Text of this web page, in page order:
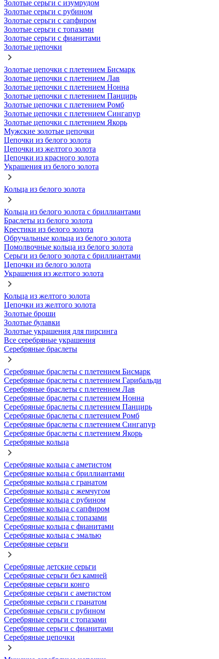
Золотые серьги с изумрудом
Золотые серьги с рубином
Золотые серьги с сапфиром
Золотые серьги с топазами
Золотые серьги с фианитами
Золотые цепочки
Золотые цепочки с плетением Бисмарк
Золотые цепочки с плетением Лав
Золотые цепочки с плетением Нонна
Золотые цепочки с плетением Панцирь
Золотые цепочки с плетением Ромб
Золотые цепочки с плетением Сингапур
Золотые цепочки с плетением Якорь
Мужские золотые цепочки
Цепочки из белого золота
Цепочки из желтого золота
Цепочки из красного золота
Украшения из белого золота
Кольца из белого золота
Кольца из белого золота с бриллиантами
Браслеты из белого золота
Крестики из белого золота
Обручальные кольца из белого золота
Помолвочные кольца из белого золота
Серьги из белого золота с бриллиантами
Цепочки из белого золота
Украшения из желтого золота
Кольца из желтого золота
Цепочки из желтого золота
Золотые броши
Золотые булавки
Золотые украшения для пирсинга
Все серебряные украшения
Серебряные браслеты
Серебряные браслеты с плетением Бисмарк
Серебряные браслеты с плетением Гарибальди
Серебряные браслеты с плетением Лав
Серебряные браслеты с плетением Нонна
Серебряные браслеты с плетением Панцирь
Серебряные браслеты с плетением Ромб
Серебряные браслеты с плетением Сингапур
Серебряные браслеты с плетением Якорь
Серебряные кольца
Серебряные кольца с аметистом
Серебряные кольца с бриллиантами
Серебряные кольца с гранатом
Серебряные кольца с жемчугом
Серебряные кольца с рубином
Серебряные кольца с сапфиром
Серебряные кольца с топазами
Серебряные кольца с фианитами
Серебряные кольца с эмалью
Серебряные серьги
Серебряные детские серьги
Серебряные серьги без камней
Серебряные серьги конго
Серебряные серьги с аметистом
Серебряные серьги с гранатом
Серебряные серьги с рубином
Серебряные серьги с топазами
Серебряные серьги с фианитами
Серебряные цепочки